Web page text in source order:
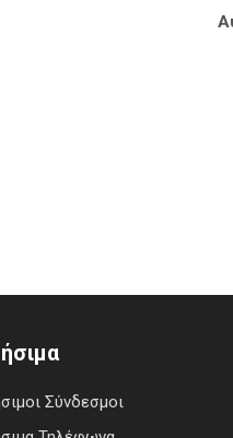
Σύνδεσμοι